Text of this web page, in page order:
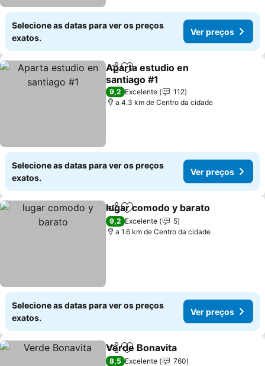
Selecione as datas para ver os preços
exatos.
Ver preços
PartilharAdicionar aos favoritos
Aparta estudio en
santiago #1
Ver preços
9,2 Excelente
112
a 4.3 km de Centro da cidade
Selecione as datas para ver os preços
exatos.
Ver preços
PartilharAdicionar aos favoritos
lugar comodo y barato
9,2 Excelente
5
a 1.6 km de Centro da cidade
Selecione as datas para ver os preços
exatos.
Ver preços
PartilharAdicionar aos favoritos
Verde Bonavita
8,5 Excelente
760